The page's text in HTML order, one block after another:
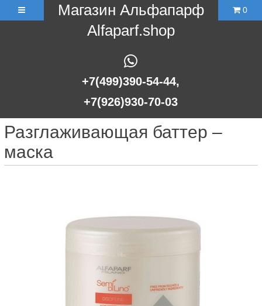
Магазин Альфапарф
Alfaparf.shop
+7(499)390-54-44,
+7(926)930-70-03
0
Разглаживающая баттер –
маска